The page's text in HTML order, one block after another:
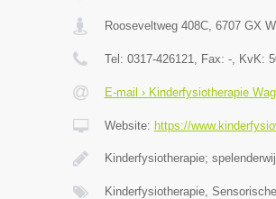
Rooseveltweg 408C, 6707 GX
Tel: 0317-426121, Fax: -, KvK:
E-mail › Kinderfysiotherapie
Website: https://
Kinderfysiotherapie;
Kinderfysiotherapie,